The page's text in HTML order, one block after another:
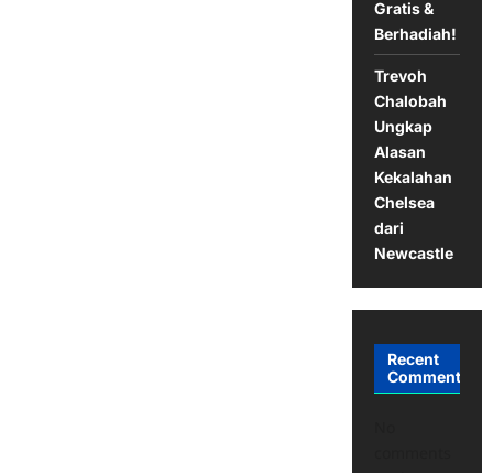
Gratis &
Berhadiah!
Trevoh
Chalobah
Ungkap
Alasan
Kekalahan
Chelsea
dari
Newcastle
Recent
Comments